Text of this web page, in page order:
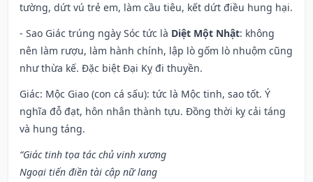
tường, dứt vú trẻ em, làm cầu tiêu, kết dứt điều hung hại.
- Sao Giác trúng ngày Sóc tức là Diệt Một Nhật: không
nên làm rượu, làm hành chính, lập lò gốm lò nhuộm cũng
như thừa kế. Đặc biệt Đại Kỵ đi thuyền.
Giác: Mộc Giao (con cá sấu): tức là Mộc tinh, sao tốt. Ý
nghĩa đỗ đạt, hôn nhân thành tựu. Đồng thời kỵ cải táng
và hung táng.
“Giác tinh tọa tác chủ vinh xương
Ngoại tiến điền tài cập nữ lang